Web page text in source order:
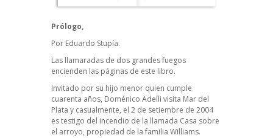
Prólogo,
Por Eduardo Stupía.
Las llamaradas de dos grandes fuegos
encienden las páginas de este libro.
Invitado por su hijo menor quien cumple
cuarenta años, Doménico Adelli visita Mar del
Plata y casualmente, el 2 de setiembre de 2004
es testigo del incendio de la llamada Casa sobre
el arroyo, propiedad de la familia Williams.